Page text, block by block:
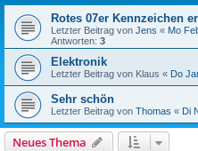
Rotes 07er Kennzeichen
Letzter Beitrag von Jens « Mo
Antworten: 3
Elektronik
Letzter Beitrag von Klaus « Do
Sehr schön
Letzter Beitrag von Thomas « Di
Neues Thema